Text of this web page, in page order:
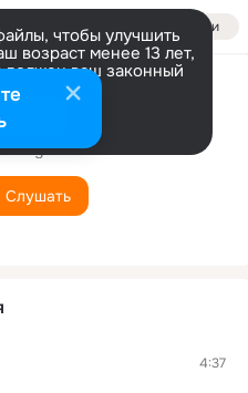
Войти
чтобы улучшить
возраст менее 13 лет,
ваш законный
A Lie
Turgon
Слушать
4:37